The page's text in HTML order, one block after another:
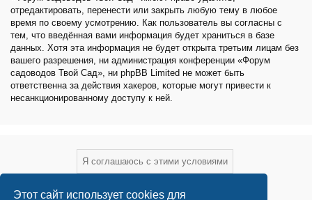
Этот сайт использует cookies для
отредактировать, перенести или закрыть любую тему в любое
время по своему усмотрению. Как пользователь вы согласны с
тем, что введённая вами информация будет храниться в базе
данных. Хотя эта информация не будет открыта третьим лицам без
вашего разрешения, ни администрация конференции «Форум
садоводов Твой Сад», ни phpBB Limited не может быть
ответственна за действия хакеров, которые могут привести к
несанкционированному доступу к ней.